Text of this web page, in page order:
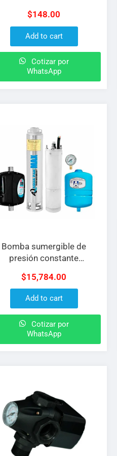
$148.00
Add to cart
Cotizar por
WhatsApp
Bomba sumergible de
presión constante
V con bomba sumergible
M2X10-7 y variador B-
$15,784.00
Add to cart
Cotizar por
WhatsApp